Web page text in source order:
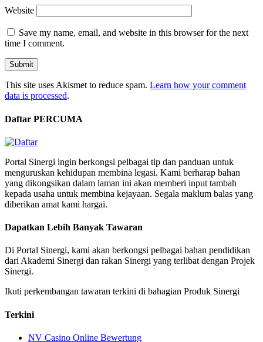
Website
Save my name, email, and website in this browser for the next
time I comment.
This site uses Akismet to reduce spam. Learn how your comment
data is processed.
Daftar PERCUMA
Portal Sinergi ingin berkongsi pelbagai tip dan panduan untuk
menguruskan kehidupan membina legasi. Kami berharap bahan
yang dikongsikan dalam laman ini akan memberi input tambah
kepada usaha untuk membina kejayaan. Segala maklum balas yang
diberikan amat kami hargai.
Dapatkan Lebih Banyak Tawaran
Di Portal Sinergi, kami akan berkongsi pelbagai bahan pendidikan
dari Akademi Sinergi dan rakan Sinergi yang terlibat dengan Projek
Sinergi.
Ikuti perkembangan tawaran terkini di bahagian Produk Sinergi
Terkini
NV Casino Online Bewertung